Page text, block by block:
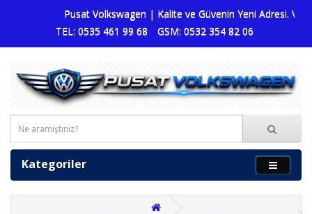
Pusat Volkswagen | Kalite ve Güvenin Yeni Adresi.
TEL: 0535 461 99 68
GSM: 0532 354 82 06
Kategoriler